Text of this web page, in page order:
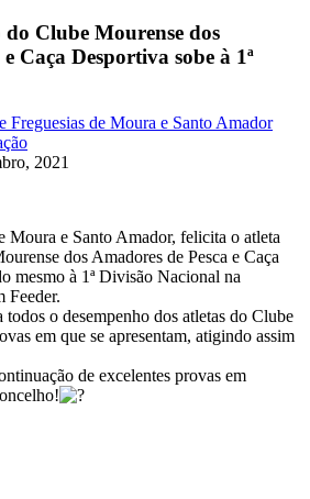
Clube Mourense dos
Caça Desportiva sobe à 1ª
Freguesias de Moura e Santo Amador
2021
Moura e Santo Amador, felicita o atleta
dos Amadores de Pesca e Caça
mesmo à 1ª Divisão Nacional na
Feeder.
o desempenho dos atletas do Clube
em que se apresentam, atigindo assim
de excelentes provas em